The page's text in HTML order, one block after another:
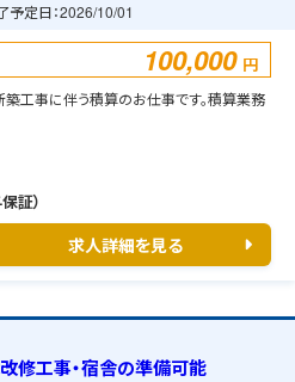
予定日：2026/10/01
100,000 円
工事に伴う積算のお仕事です。積算業務
証）
求人詳細を見る
修工事・宿舎の準備可能